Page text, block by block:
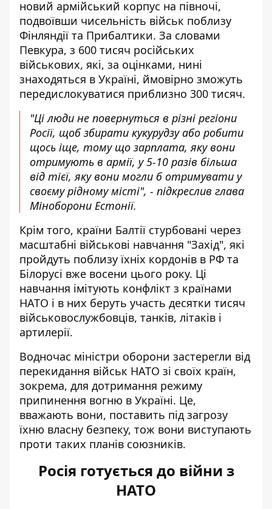
новий армійський корпус на півночі,
подвоївши чисельність військ поблизу
Фінляндії та Прибалтики. За словами
Певкура, з 600 тисяч російських
військових, які, за оцінками, нині
знаходяться в Україні, ймовірно зможуть
передислокуватися приблизно 300 тисяч.
"Ці люди не повернуться в різні регіони
Росії, щоб збирати кукурудзу або робити
щось іще, тому що зарплата, яку вони
отримують в армії, у 5-10 разів більша
від тієї, яку вони могли б отримувати у
своєму рідному місті", - підкреслив глава
Міноборони Естонії.
Крім того, країни Балтії стурбовані через
масштабні військові навчання "Захід", які
пройдуть поблизу їхніх кордонів в РФ та
Білорусі вже восени цього року. Ці
навчання імітують конфлікт з країнами
НАТО і в них беруть участь десятки тисяч
військовослужбовців, танків, літаків і
артилерії.
Водночас міністри оборони застерегли від
перекидання військ НАТО зі своїх країн,
зокрема, для дотримання режиму
припинення вогню в Україні. Це,
вважають вони, поставить під загрозу
їхню власну безпеку, тож вони виступають
проти таких планів союзників.
Росія готується до війни з
НАТО